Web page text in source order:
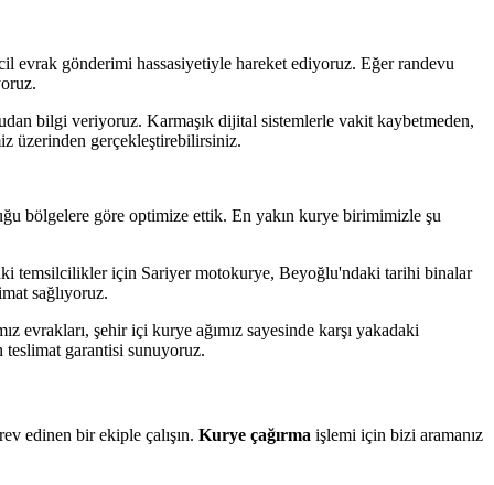
evrak gönderimi hassasiyetiyle hareket ediyoruz. Eğer randevu
bilgi veriyoruz. Karmaşık dijital sistemlerle vakit kaybetmeden,
üzerinden gerçekleştirebilirsiniz.
bölgelere göre optimize ettik. En yakın kurye birimimizle şu
temsilcilikler için Sariyer motokurye, Beyoğlu'ndaki tarihi binalar
sağlıyoruz.
şehir içi kurye ağımız sayesinde karşı yakadaki
teslimat garantisi sunuyoruz.
edinen bir ekiple çalışın. Kurye çağırma işlemi için bizi aramanız